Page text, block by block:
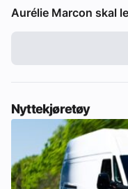
Aurélie Marcon skal
Nyttekjøretøy